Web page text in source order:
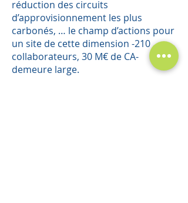
réduction des circuits
d’approvisionnement les plus
carbonés, … le champ d’actions pour
un site de cette dimension -210
collaborateurs, 30 M€ de CA-
demeure large.